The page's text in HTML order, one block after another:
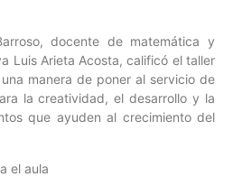
docente de matemática y
Luis Arieta Acosta, calificó el taller
manera de poner al servicio de
la creatividad, el desarrollo y la
que ayuden al crecimiento del
el aula